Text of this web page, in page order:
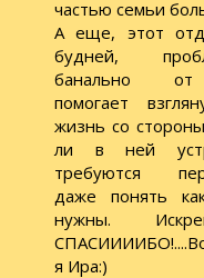
частью семьи
А еще, этот
будней,
банально от
помогает
жизнь со
ли в ней
требуются
даже понять
нужны.
я Ира:)